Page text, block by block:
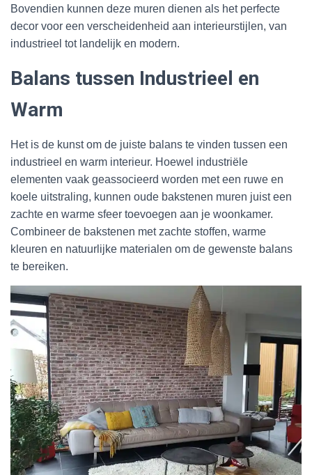
Bovendien kunnen deze muren dienen als het perfecte
decor voor een verscheidenheid aan interieurstijlen, van
industrieel tot landelijk en modern.
Balans tussen Industrieel en
Warm
Het is de kunst om de juiste balans te vinden tussen een
industrieel en warm interieur. Hoewel industriële
elementen vaak geassocieerd worden met een ruwe en
koele uitstraling, kunnen oude bakstenen muren juist een
zachte en warme sfeer toevoegen aan je woonkamer.
Combineer de bakstenen met zachte stoffen, warme
kleuren en natuurlijke materialen om de gewenste balans
te bereiken.